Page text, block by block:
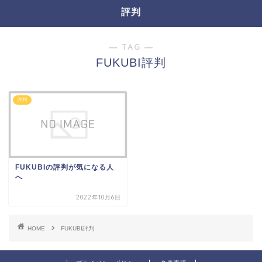
評判
― TAG ―
FUKUBI評判
評判
FUKUBIの評判が気になる人
へ
2022年10月6日
HOME FUKUBI評判